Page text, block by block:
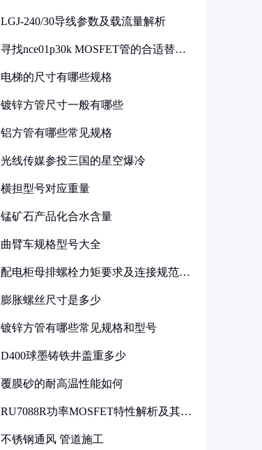
LGJ-240/30导线参数及载流量解析
寻找nce01p30k MOSFET管的合适替代
电梯的尺寸有哪些规格
镀锌方管尺寸一般有哪些
铝方管有哪些常见规格
光线传媒参投三国的星空爆冷
横担型号对应重量
锰矿石产品化合水含量
曲臂车规格型号大全
配电柜母排螺栓力矩要求及连接规范详
膨胀螺丝尺寸是多少
镀锌方管有哪些常见规格和型号
D400球墨铸铁井盖重多少
覆膜砂的耐高温性能如何
RU7088R功率MOSFET特性解析及其在
不锈钢通风 管道施工